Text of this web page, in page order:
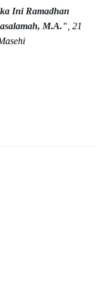
Ini Ramadhan
M.A." 21